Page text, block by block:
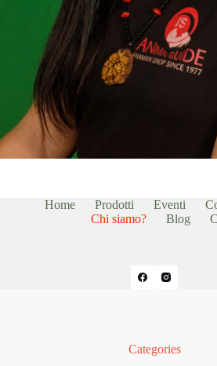
Home Prodotti Eventi
Chi siamo?
Blog
Categories